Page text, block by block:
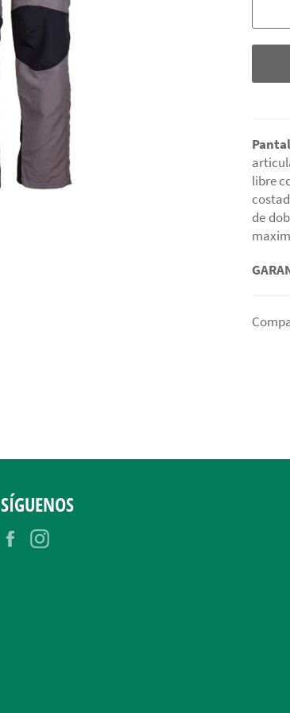
libre
de
SÍGUENOS
Facebook